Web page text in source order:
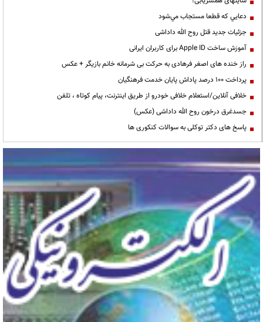
دعايي كه قطعا مستجاب مي‌شود
جزئیات جدید قتل روح الله داداشی
آموزش ساخت Apple ID برای کاربران ایرانی
راز خنده های اصغر فرهادی به حرکت بی شرمانه خانم بازیگر + عکس
پرداخت ۱۰۰ درصد پاداش پایان خدمت فرهنگیان
خلافی آنلاین/استعلام خلافی خودرو از طریق اینترنت، پیام کوتاه ، تلفن
جسدغرق درخون روح الله داداشی (عکس)
پاسخ های دکتر توکلی به سوالات کنکوری ها